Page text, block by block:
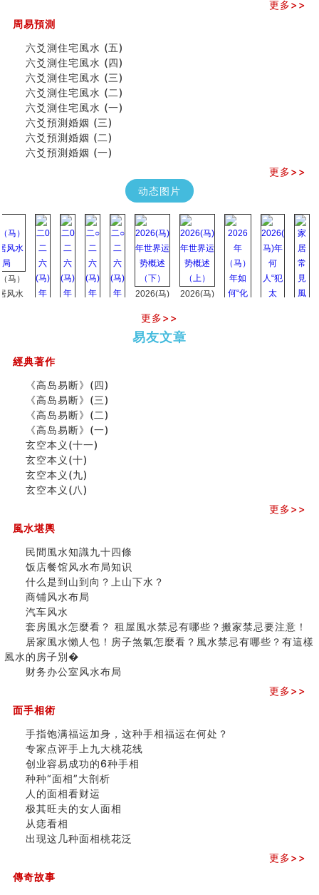
四柱八字快速直断技法
《高岛易断》(二)
创业容易成功的6种手相
算命先生都不外传的算命顺口溜
什么是到山到向？上山下水？
六爻算卦：我能面试升职吗？
《高岛易断》(一)
朱德總司命造 (名⼈⼋字淺析九）
刘燮鈞讲人相 手相论财运
同年同月同日同时同地生命运为何却完全不同？
商舖大門的風水原則 (上)
玄空本义(十一)
家居常見風水形煞及化解方法 (三)
天要下雨娘要嫁人
预测开店怎么样
一篇文章解答八字命理所有困惑
汽车风水
姓名字义玄机藏凶吉
玄空本义(十)
六爻占卜预测考试结果
四墓库真诠
套房風水怎麼看？ 租屋風水禁忌有哪些？搬家禁忌要注
精选1500个五行属金的字
玄空本义(九)
八字十神与坐基关系详解
玄空本义(八)
六爻算卦：测腹中胎儿是男是女
中國改革開放總設計師鄧小平命造 (名人八字淺析八）
测字（实例解释）
精选1000个五行属火的字
玄空本义(七)
刘燮鈞讲人相 手纹与命运(二)
商铺如何摆放物品催财招财
极其旺夫的女人面相
家居常見風水形煞及化解方法 (二)
南半球的八字如何推排
玄空本义(六)
额相与命运
风水先生林琅仙的传说
从痣看相
姓名陰陽配置的凶吉
六爻測住宅風水 (四)
玄空本义 (五)
财务办公室风水布局
精选1500个五行属木的字
八字算命：女命八字里日坐伤官克夫？
更多>>
周易預測
六爻測住宅風水 (五)
六爻測住宅風水 (四)
六爻測住宅風水 (三)
六爻測住宅風水 (二)
六爻測住宅風水 (一)
六爻預測婚姻 (三)
六爻預測婚姻 (二)
六爻預測婚姻 (一)
更多>>
动态图片
二0
(马)
二
(兔
二0
二
六
(马)
二
生
肖
运
程
(鼠
牛
虎)
二○
二
六
(马)
生
肖
运
程
(鸡
狗
猪)
二○
生
肖
运
羊
猴)
2026(马)
势概述
（下）
2026(马)
势概述
（上）
風
法
(一)
析
(
更多>>
易友文章
經典著作
《高岛易断》(四)
《高岛易断》(三)
《高岛易断》(二)
《高岛易断》(一)
玄空本义(十一)
玄空本义(十)
玄空本义(九)
玄空本义(八)
更多>>
風水堪輿
民間風水知識九十四條
饭店餐馆风水布局知识
什么是到山到向？上山下水？
商铺风水布局
汽车风水
套房風水怎麼看？ 租屋風水禁忌有哪些？搬家禁忌要注意！
居家風水懶人包！房子煞氣怎麼看？風水禁忌有哪些？有這樣
風水的房子別�
财务办公室风水布局
更多>>
面手相術
手指饱满福运加身，这种手相福运在何处？
专家点评手上九大桃花线
创业容易成功的6种手相
种种“面相”大剖析
人的面相看财运
极其旺夫的女人面相
从痣看相
出现这几种面相桃花泛
更多>>
傳奇故事